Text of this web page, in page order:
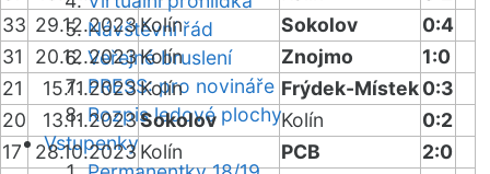
Návštěvní řád
Veřejné bruslení
PRESS: pro novináře
Rozpis ledové plochy
Vstupenky
33 29.12.2023Kolín Sokolov
0:4
31
20.12.2023Kolín Znojmo
1:0
21
15.11.2023Kolín Frýdek-Místek0:3
20
13.11.2023Sokolov Kolín
0:2
17
28.10.2023Kolín PCB
2:0